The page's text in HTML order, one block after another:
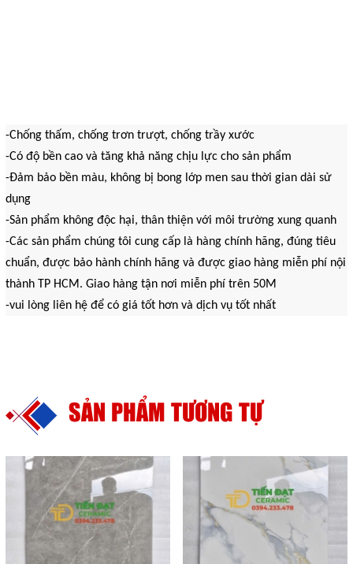
-Chống thấm, chống trơn trượt, chống trầy xước
-Có độ bền cao và tăng khả năng chịu lực cho sản phẩm
-Đảm bảo bền màu, không bị bong lớp men sau thời gian dài sử
dụng
-Sản phẩm không độc hại, thân thiện với môi trường xung quanh
-Các sản phẩm chúng tôi cung cấp là hàng chính hãng, đúng tiêu
chuẩn, được bảo hành chính hãng và được giao hàng miễn phí nội
thành TP HCM. Giao hàng tận nơi miễn phí trên 50M
-vui lòng liên hệ để có giá tốt hơn và dịch vụ tốt nhất
SẢN PHẨM TƯƠNG TỰ